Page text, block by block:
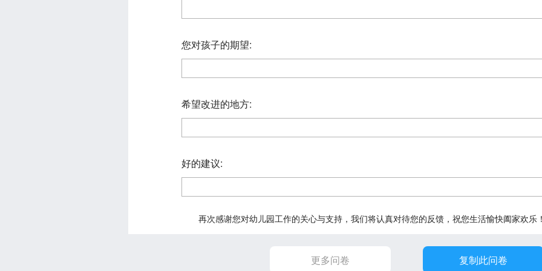
您对孩子的期望:
希望改进的地方:
好的建议:
再次感谢您对幼儿园工作的关心与支持，我们将认真对待您的反馈，祝您生活愉快阖家欢乐
更多问卷 复制此问卷